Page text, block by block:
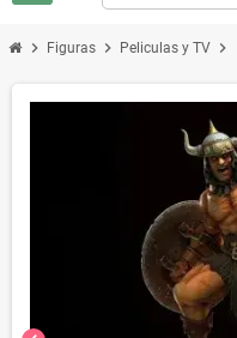
chevron_right Figuras chevron_right Peliculas y TV chevron_right